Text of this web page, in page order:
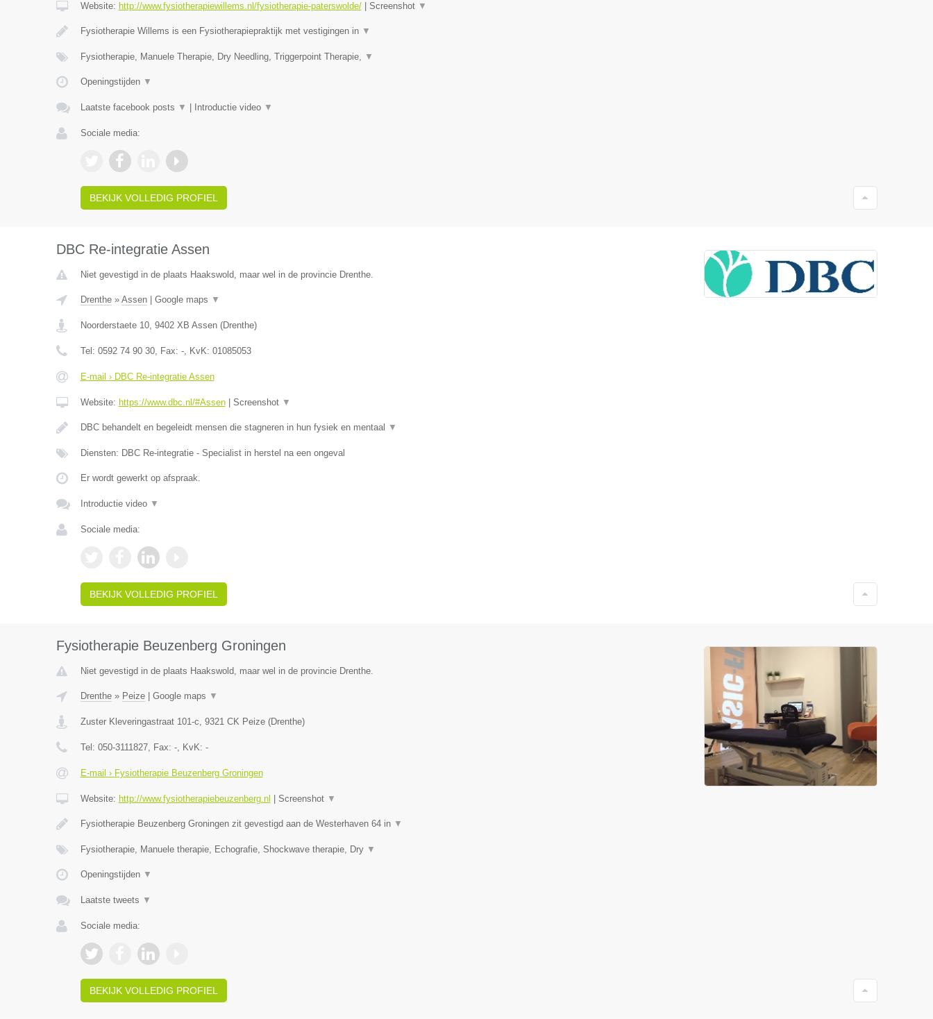
Website: http://www.fysiotherapiewillems.nl/fysiotherapie-paterswolde/| Screenshot ▼
Fysiotherapie Willems is een Fysiotherapiepraktijk met vestigingen in ▼
Fysiotherapie, Manuele Therapie, Dry Needling, Triggerpoint Therapie, ▼
Openingstijden ▼
Laatste facebook posts ▼ Introductie video ▼
Sociale media:
BEKIJK VOLLEDIG PROFIEL
DBC Re-integratie Assen
Niet gevestigd in de plaats Haakswold, maar wel in de provincie Drenthe.
Drenthe» Assen| Google maps ▼
Noorderstaete 10, 9402 XB Assen(Drenthe)
Tel: 0592 74 90 30, Fax: -, KvK: 01085053
E-mail › DBC Re-integratie Assen
Website: https://www.dbc.nl/#Assen| Screenshot ▼
DBC behandelt en begeleidt mensen die stagneren in hun fysiek en mentaal ▼
Diensten: DBC Re-integratie - Specialist in herstel na een ongeval
Er wordt gewerkt op afspraak.
Introductie video ▼
Sociale media:
BEKIJK VOLLEDIG PROFIEL
Fysiotherapie Beuzenberg Groningen
Niet gevestigd in de plaats Haakswold, maar wel in de provincie Drenthe.
Drenthe» Peize| Google maps ▼
Zuster Kleveringastraat 101-c, 9321 CK Peize(Drenthe)
Tel: 050-3111827, Fax: -, KvK: -
E-mail › Fysiotherapie Beuzenberg Groningen
Website: http://www.fysiotherapiebeuzenberg.nl Screenshot ▼
Fysiotherapie Beuzenberg Groningen zit gevestigd aan de Westerhaven 64 in ▼
Fysiotherapie, Manuele therapie, Echografie, Shockwave therapie, Dry ▼
Openingstijden ▼
Laatste tweets ▼
Sociale media:
BEKIJK VOLLEDIG PROFIEL